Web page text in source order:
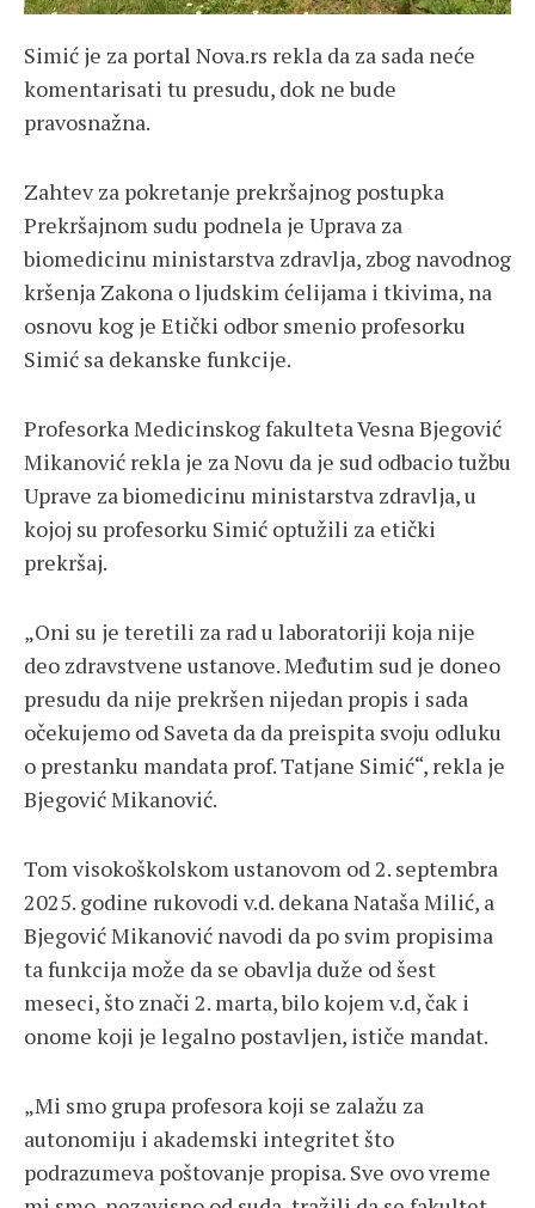
Simić je za portal Nova.rs rekla da za sada neće
komentarisati tu presudu, dok ne bude
pravosnažna.
Zahtev za pokretanje prekršajnog postupka
Prekršajnom sudu podnela je Uprava za
biomedicinu ministarstva zdravlja, zbog navodnog
kršenja Zakona o ljudskim ćelijama i tkivima, na
osnovu kog je Etički odbor smenio profesorku
Simić sa dekanske funkcije.
Profesorka Medicinskog fakulteta Vesna Bjegović
Mikanović rekla je za Novu da je sud odbacio tužbu
Uprave za biomedicinu ministarstva zdravlja, u
kojoj su profesorku Simić optužili za etički
prekršaj.
„Oni su je teretili za rad u laboratoriji koja nije
deo zdravstvene ustanove. Međutim sud je doneo
presudu da nije prekršen nijedan propis i sada
očekujemo od Saveta da da preispita svoju odluku
o prestanku mandata prof. Tatjane Simić“, rekla je
Bjegović Mikanović.
Tom visokoškolskom ustanovom od 2. septembra
2025. godine rukovodi v.d. dekana Nataša Milić, a
Bjegović Mikanović navodi da po svim propisima
ta funkcija može da se obavlja duže od šest
meseci, što znači 2. marta, bilo kojem v.d, čak i
onome koji je legalno postavljen, ističe mandat.
„Mi smo grupa profesora koji se zalažu za
autonomiju i akademski integritet što
podrazumeva poštovanje propisa. Sve ovo vreme